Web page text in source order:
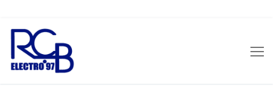
Sari
conținut